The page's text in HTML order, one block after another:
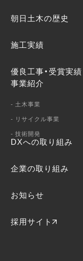
朝日土木の歴史
施工実績
優良工事・受賞実績
事業紹介
- 土木事業
- リサイクル事業
- 技術開発
DXへの取り組み
企業の取り組み
お知らせ
採用サイト